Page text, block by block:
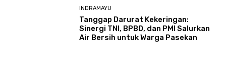
INDRAMAYU
​Tanggap Darurat Kekeringan:
Sinergi TNI, BPBD, dan PMI Salurkan
Air Bersih untuk Warga Pasekan